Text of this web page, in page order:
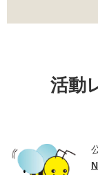
活動